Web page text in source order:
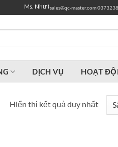
Ms. Như (sales@qc-master.com
DỊCH VỤ HOẠT
Hiển thị kết quả duy nhất